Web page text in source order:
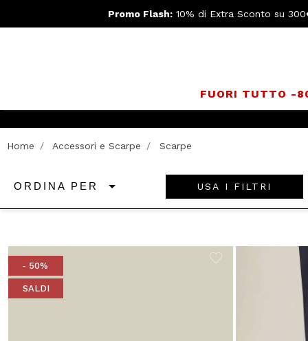
Promo Flash:10% di Extra Sconto su
FUORI TUTTO -
Home Accessori e Scarpe Scarpe
ORDINA PER USA I FILTRI
- 50%
SALDI